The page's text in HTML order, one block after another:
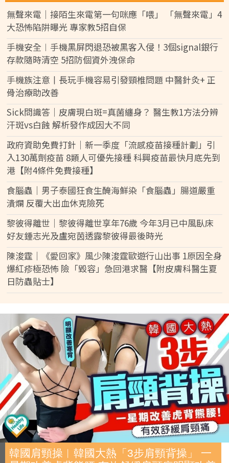
無聲來電｜接陌生來電第一句咪應「喂」 「無聲來電」4
大恐怖陷阱曝光 專家教5招自保
手機安全︱手機黑屏閃退恐被黑客入侵！3個signal銀行
存款隨時清空 5招防個資外洩保命
手機族注意丨長玩手機容易引發頸椎問題 中醫針灸+ 正
骨治療助改善
Sick問識答｜皮膚現白斑=真菌纏身？ 醫生教1方法分辨
汗斑vs白蝕 解析發作成因大不同
政府資助免費打針｜新一季度「流感疫苗接種計劃」引
入130萬劑疫苗 8類人可優先接種 科興疫苗最快月底先到
港【附4條件免費接種】
食腦蟲｜男子泰國狂食生醃海鮮染「食腦蟲」腸道嚴重
潰爛 反覆大出血休克險死
黎彼得離世｜黎彼得離世享年76歲 今年3月已中風臥床
好友鍾志光及盧宛茵透露黎彼得最後時光
陳浚霆｜《愛回家》風少陳浚霆歐遊行山出事 1原因全身
爆紅疹極恐怖 險「毀容」急回港求醫【附皮膚科醫生夏
日防蟲貼士】
韓國肩頸操︱韓國大熱「3步肩頸背操」 一